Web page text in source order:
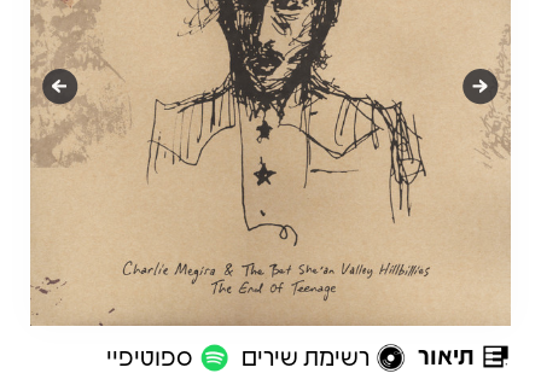
תיאור רשימת שירים ספוטיפיי